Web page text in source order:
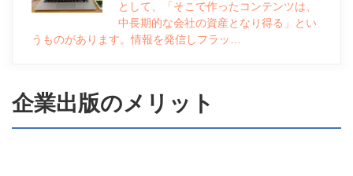
として、「そこで作ったコンテンツは、
中長期的な会社の資産となり得る」とい
うものがあります。情報を発信しフラッ…
企業出版のメリット